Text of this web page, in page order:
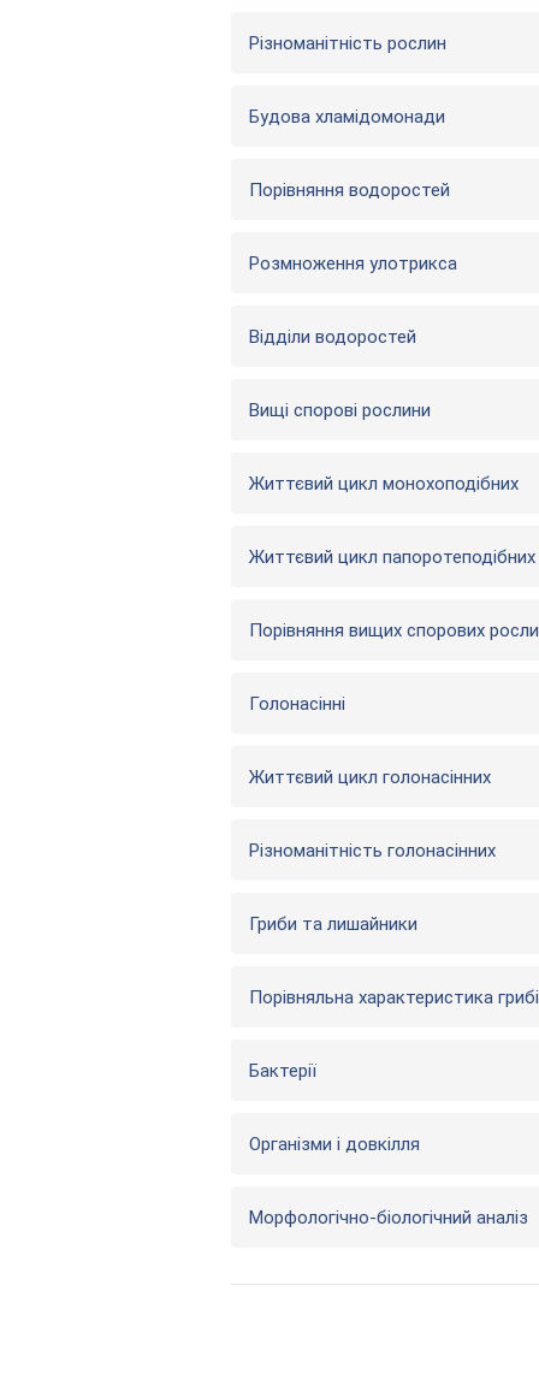
Різноманітність рослин
Будова хламідомонади
Порівняння водоростей
Розмноження улотрикса
Відділи водоростей
Вищі спорові рослини
Життєвий цикл монохоподібних
Життєвий цикл папоротеподібних
Порівняння вищих спорових
Голонасінні
Життєвий цикл голонасінних
Різноманітність голонасінних
Гриби та лишайники
Порівняльна характеристика
Бактерії
Організми і довкілля
Морфологічно-біологічний аналіз